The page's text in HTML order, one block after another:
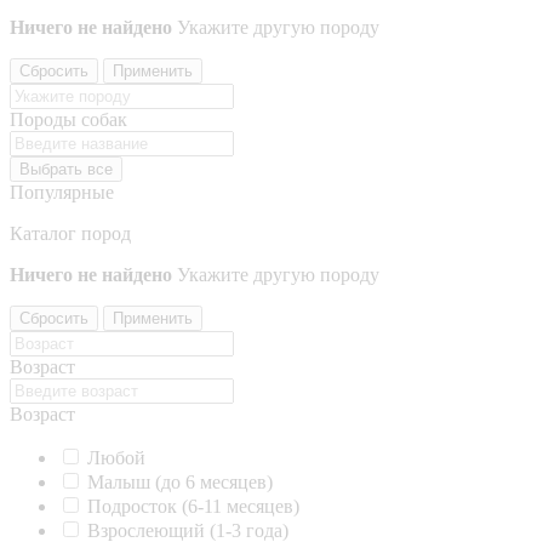
Ничего не найдено Укажите другую породу
Сбросить Применить
Породы собак
Выбрать все
Популярные
Каталог пород
Ничего не найдено Укажите другую породу
Сбросить Применить
Возраст
Возраст
Любой
Малыш (до 6 месяцев)
Подросток (6-11 месяцев)
Взрослеющий (1-3 года)